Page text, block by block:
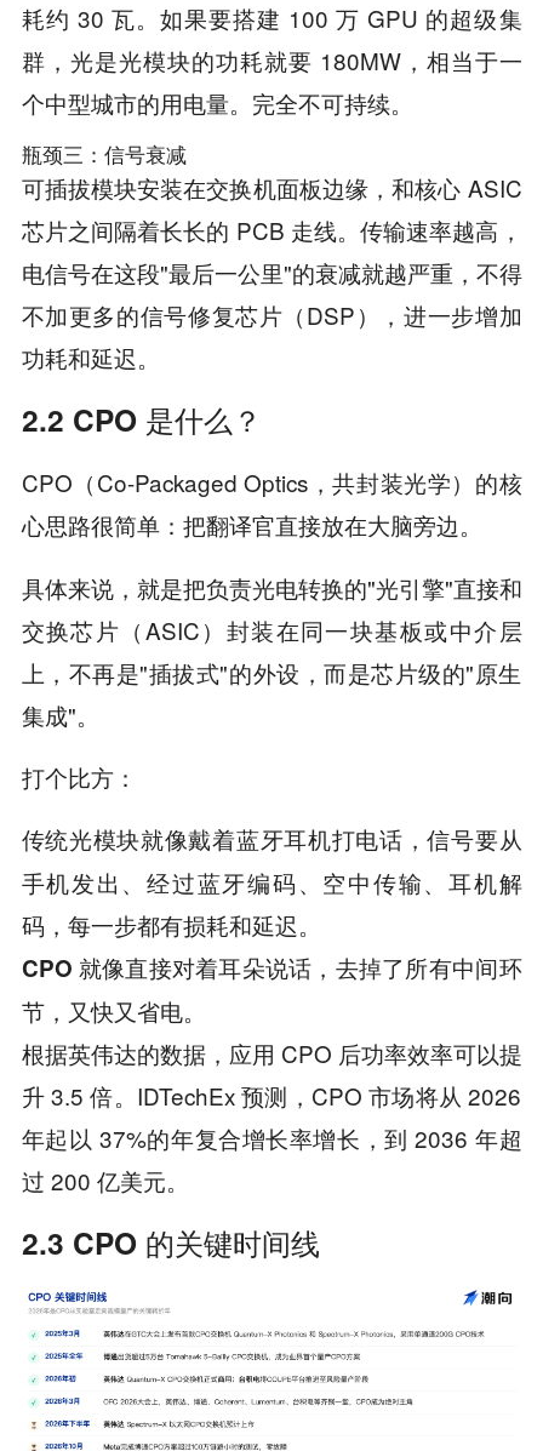
耗约 30 瓦。如果要搭建 100 万 GPU 的超级集
群，光是光模块的功耗就要 180MW，相当于一
个中型城市的用电量。完全不可持续。
瓶颈三：信号衰减
可插拔模块安装在交换机面板边缘，和核心 ASIC
芯片之间隔着长长的 PCB 走线。传输速率越高，
电信号在这段"最后一公里"的衰减就越严重，不得
不加更多的信号修复芯片（DSP），进一步增加
功耗和延迟。
2.2 CPO 是什么？
CPO（Co-Packaged Optics，共封装光学）的核
心思路很简单： 把翻译官直接放在大脑旁边。
具体来说，就是把负责光电转换的"光引擎"直接和
交换芯片（ASIC）封装在同一块基板或中介层
上，不再是"插拔式"的外设，而是芯片级的"原生
集成"。
打个比方：
传统光模块就像戴着蓝牙耳机打电话，信号要从
手机发出、经过蓝牙编码、空中传输、耳机解
码，每一步都有损耗和延迟。
CPO 就像直接对着耳朵说话，去掉了所有中间环
节，又快又省电。
根据英伟达的数据，应用 CPO 后功率效率可以提
升 3.5 倍。IDTechEx 预测，CPO 市场将从 2026
年起以 37%的年复合增长率增长，到 2036 年超
过 200 亿美元。
2.3 CPO 的关键时间线